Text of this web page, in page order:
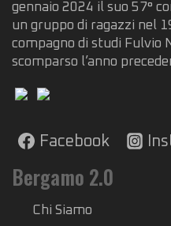
gennaio 2024 il suo 57°
un gruppo di ragazzi nel
compagno di studi Fulvio
scomparso l’anno
Facebook
Bergamo 2.0
Chi Siamo